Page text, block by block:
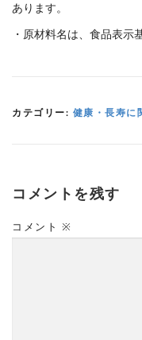
あります。
・原材料名は、食品表示
カテゴリー: 健康・長寿に
コメントを残す
コメント ※